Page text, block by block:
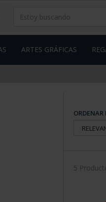
ARTES GRÁFICAS
ORDENAR
5